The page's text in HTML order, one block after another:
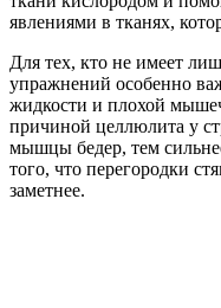
явлениями в тканях,
Для тех, кто не имеет
упражнений особенно
жидкости и плохой
причиной целлюлита у
мышцы бедер, тем
того, что перегородки
заметнее.